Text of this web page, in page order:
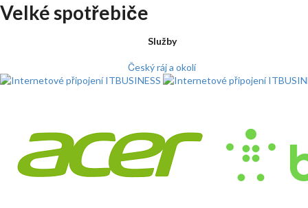
Velké spotřebiče
Služby
Český ráj a okolí